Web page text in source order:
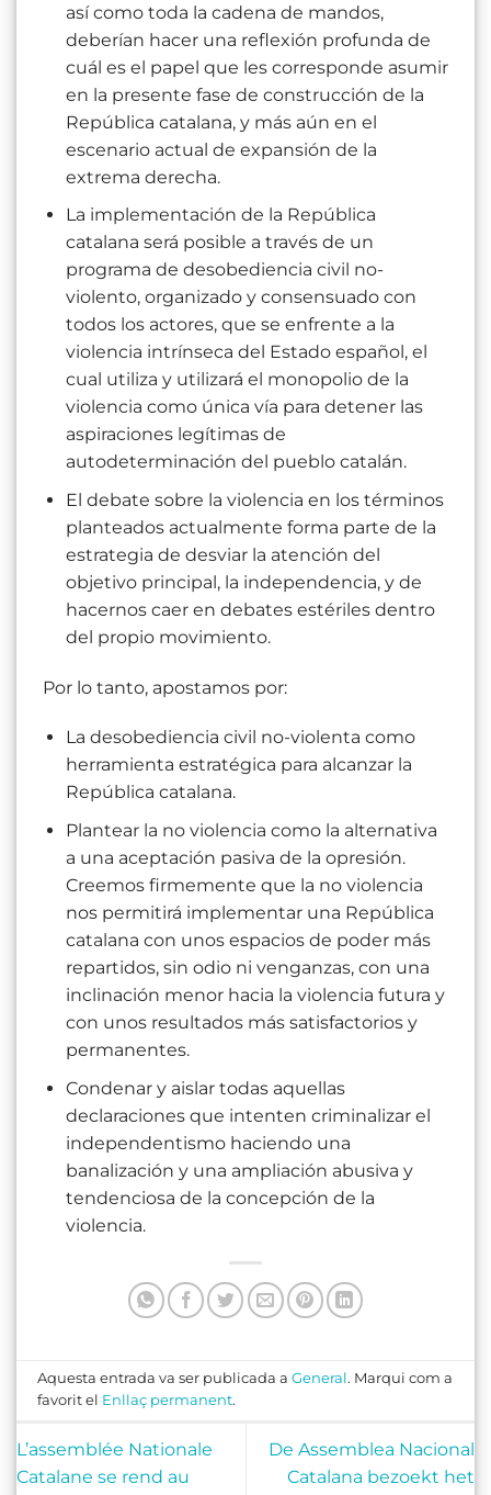
así como toda la cadena de mandos,
deberían hacer una reflexión profunda de
cuál es el papel que les corresponde asumir
en la presente fase de construcción de la
República catalana, y más aún en el
escenario actual de expansión de la
extrema derecha.
La implementación de la República
catalana será posible a través de un
programa de desobediencia civil no-
violento, organizado y consensuado con
todos los actores, que se enfrente a la
violencia intrínseca del Estado español, el
cual utiliza y utilizará el monopolio de la
violencia como única vía para detener las
aspiraciones legítimas de
autodeterminación del pueblo catalán.
El debate sobre la violencia en los términos
planteados actualmente forma parte de la
estrategia de desviar la atención del
objetivo principal, la independencia, y de
hacernos caer en debates estériles dentro
del propio movimiento.
Por lo tanto, apostamos por:
La desobediencia civil no-violenta como
herramienta estratégica para alcanzar la
República catalana.
Plantear la no violencia como la alternativa
a una aceptación pasiva de la opresión.
Creemos firmemente que la no violencia
nos permitirá implementar una República
catalana con unos espacios de poder más
repartidos, sin odio ni venganzas, con una
inclinación menor hacia la violencia futura y
con unos resultados más satisfactorios y
permanentes.
Condenar y aislar todas aquellas
declaraciones que intenten criminalizar el
independentismo haciendo una
banalización y una ampliación abusiva y
tendenciosa de la concepción de la
violencia.
Aquesta entrada va ser publicada aGeneral . Marqui com a
favorit el Enllaç permanent.
L’assemblée Nationale
Catalane se rend au
De Assemblea Nacional
Catalana bezoekt het